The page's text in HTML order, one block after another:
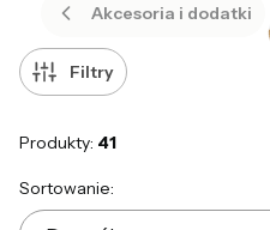
Akcesoria i dodatki
Filtry
Produkty: 41
Lista produktów
Sortowanie: